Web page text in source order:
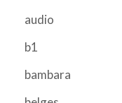
audio
b1
bambara